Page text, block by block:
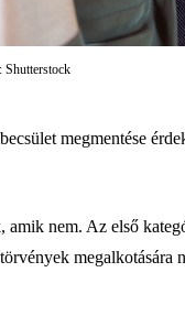
Shutterstock
megmentése
nem. Az első